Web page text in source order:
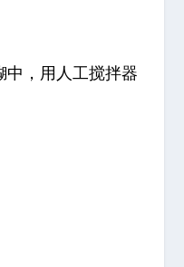
中，用人工搅拌器